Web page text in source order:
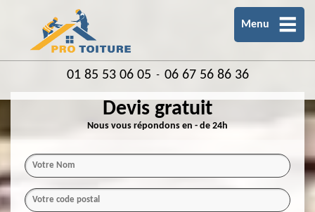
Menu
01 85 53 06 05 - 06 67 56 86 36
Devis gratuit
Nous vous répondons en - de 24h